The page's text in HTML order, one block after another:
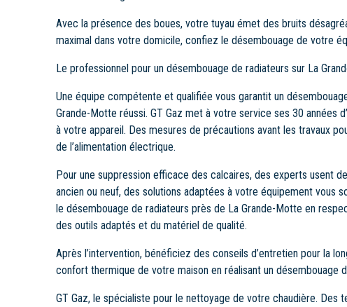
Avec la présence des boues, votre tuyau émet des bruits
maximal dans votre domicile, confiez le désembouage de votre
Le professionnel pour un désembouage de radiateurs sur La
Une équipe compétente et qualifiée vous garantit un
Grande-Motte réussi. GT Gaz met à votre service ses 30 années
à votre appareil. Des mesures de précautions avant les travaux
de l’alimentation électrique.
Pour une suppression efficace des calcaires, des experts usent
ancien ou neuf, des solutions adaptées à votre équipement vous
le désembouage de radiateurs près de La Grande-Motte en
des outils adaptés et du matériel de qualité.
Après l’intervention, bénéficiez des conseils d’entretien pour la
confort thermique de votre maison en réalisant un désembouage
GT Gaz, le spécialiste pour le nettoyage de votre chaudière. Des